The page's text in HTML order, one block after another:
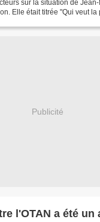
sur la situation de
Elle était titrée "Qui veut la
Publicité
l'OTAN a été un